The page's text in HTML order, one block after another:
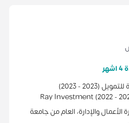
للتمويل(
2023 -
2023
)
Ray Investment(2022 -
الأعمال والإدارة، العاممنجامعة